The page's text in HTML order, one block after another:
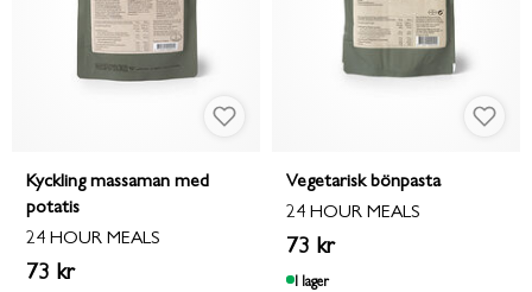
Kyckling massaman med
potatis
24 HOUR MEALS
73 kr
Vegetarisk bönpasta
24 HOUR MEALS
73 kr
I lager